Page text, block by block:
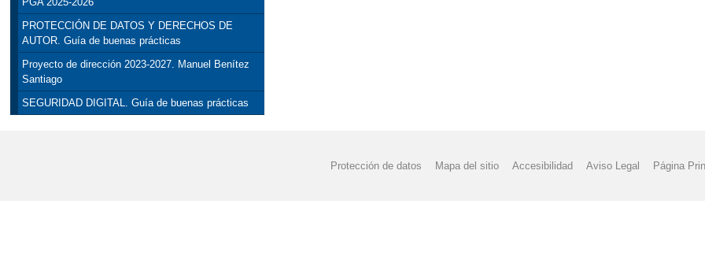
PROTECCIÓN DE DATOS Y DERECHOS DE
AUTOR. Guía de buenas prácticas
Proyecto de dirección 2023-2027. Manuel Benítez
Santiago
SEGURIDAD DIGITAL. Guía de buenas prácticas
Protección de datos Mapa del sitio Accesibilidad Aviso Legal Página